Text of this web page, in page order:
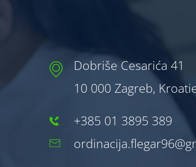
Dobriše Cesarića 41
10 000 Zagreb,
+385 01 3895 389